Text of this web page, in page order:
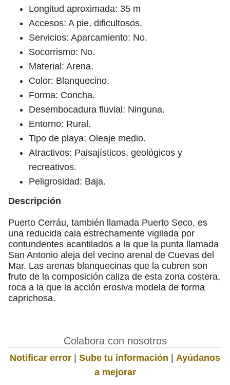
Longitud aproximada: 35 m
Accesos: A pie, dificultosos.
Servicios: Aparcamiento: No.
Socorrismo: No.
Material: Arena.
Color: Blanquecino.
Forma: Concha.
Desembocadura fluvial: Ninguna.
Entorno: Rural.
Tipo de playa: Oleaje medio.
Atractivos: Paisajísticos, geológicos y
recreativos.
Peligrosidad: Baja.
Descripción
Puerto Cerráu, también llamada Puerto Seco, es
una reducida cala estrechamente vigilada por
contundentes acantilados a la que la punta llamada
San Antonio aleja del vecino arenal de Cuevas del
Mar. Las arenas blanquecinas que la cubren son
fruto de la composición caliza de esta zona costera,
roca a la que la acción erosiva modela de forma
caprichosa.
Colabora con nosotros
Notificar error | Sube tu información | Ayúdanos
a mejorar